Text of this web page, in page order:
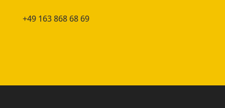
+49 163 868 68 69